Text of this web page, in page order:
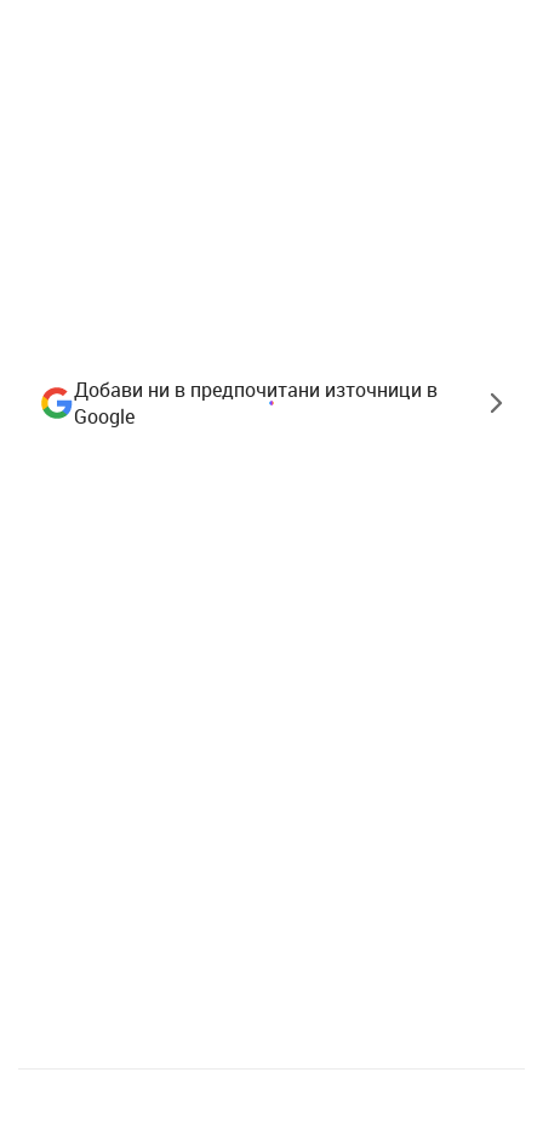
Добави ни в предпочитани източници в
Google